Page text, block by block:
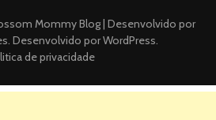
Mommy Blog | Desenvolvido por
. Desenvolvido porWordPress.
de privacidade